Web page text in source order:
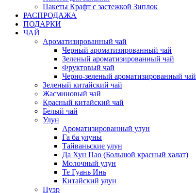
Пакеты Крафт с застежкой Зиплок
РАСПРОДАЖА
ПОДАРКИ
ЧАЙ
Ароматизированный чай
Черный ароматизированный чай
Зеленый ароматизированный чай
Фруктовый чай
Черно-зеленый ароматизированный чай
Зеленый китайский чай
Жасминовый чай
Красный китайский чай
Белый чай
Улун
Ароматизированный улун
Га ба улуны
Тайваньские улун
Да Хун Пао (Большой красный халат)
Молочный улун
Те Гуань Инь
Китайский улун
Пуэр